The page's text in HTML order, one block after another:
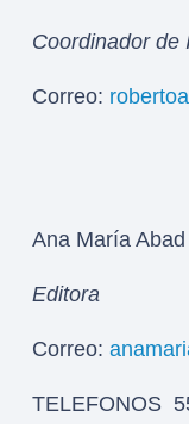
Coordinador de
Correo:
Ana María
Editora
Correo:
TELEFONOS